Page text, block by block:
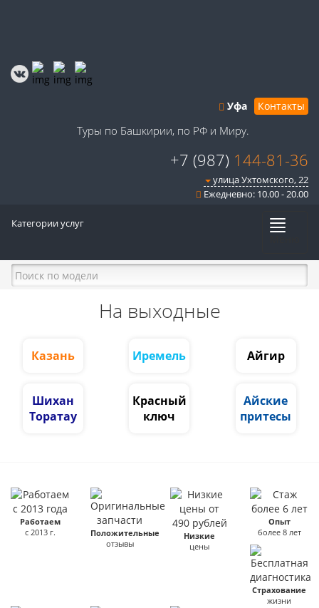
Уфа Контакты
Туры по Башкирии, по РФ и Миру.
+7 (987) 144-81-36
улица Ухтомского, 22
Ежедневно: 10.00 - 20.00
Категории услуг
На выходные
Казань Иремель Айгир
Шихан
Торатау
Красный
ключ
Айские
притесы
Работаем
с 2013 г.
Положительные
отзывы
Низкие
цены
Опыт
более 8 лет
Страхование
жизни